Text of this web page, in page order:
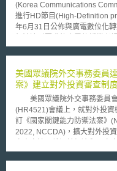
(Korea Communications
進行HD節目(High-Definition
年6月31日公佈與廣電數位化
廣電數位化轉換法令之經驗，
廣電數位化能順利在2012年年
畫報告與公開類比播送終止、
益之行政處分，例如基地台許可執照將被廢
廣電類比訊號之關閉制定特別
傳播數位化。如今為了確保數
相關數位化工作，整體效益有
美國眾議院外交事務委員
案》建立對外投資審查制
美國眾議院外交事務委員會
(HR4521)會議上，就對外投
訂《國家關鍵能力防禦法案》
2022, NCCDA)，擴大對外投
美國企業可能透過特定投資幫